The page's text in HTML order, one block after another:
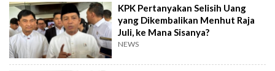
KPK Pertanyakan Selisih Uang
yang Dikembalikan Menhut Raja
Juli, ke Mana Sisanya?
NEWS